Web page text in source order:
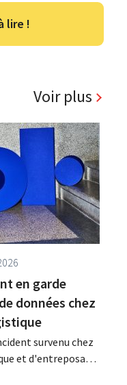
lire !
Voir plus
en garde
données chez
survenu chez
et d'entreposage